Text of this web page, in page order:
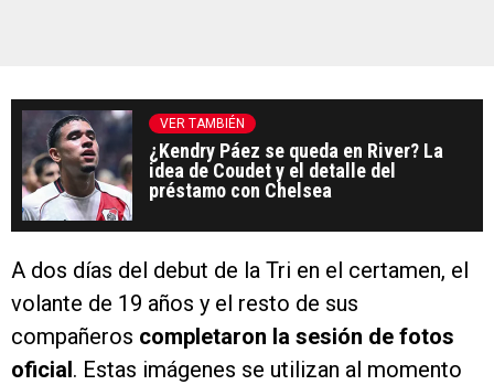
VER TAMBIÉN
¿Kendry Páez se queda en River? La
idea de Coudet y el detalle del
préstamo con Chelsea
A dos días del debut de la Tri en el certamen, el
volante de 19 años y el resto de sus
compañeros completaron la sesión de fotos
oficial . Estas imágenes se utilizan al momento